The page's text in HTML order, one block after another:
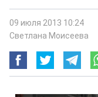
09 июля 2013 10:24
Светлана Моисеева